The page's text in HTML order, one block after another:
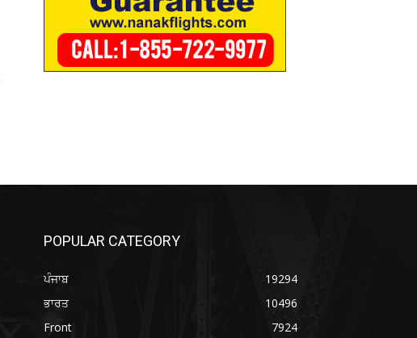
POPULAR CATEGORY
ਪੰਜਾਬ
19294
ਭਾਰਤ
10496
Front
7924